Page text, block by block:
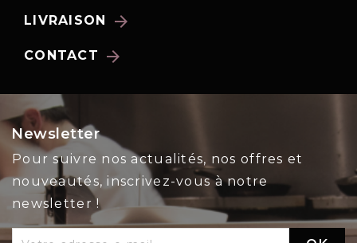
LIVRAISON arrow_forward
CONTACT arrow_forward
Newsletter
Pour suivre nos actualités, nos offres et
nouveautés, inscrivez-vous à notre
newsletter !